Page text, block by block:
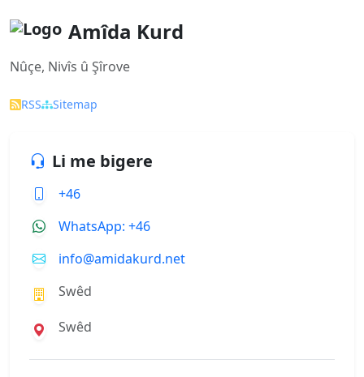
Amîda Kurd
Nûçe, Nivîs û Şîrove
RSS Sitemap
Li me bigere
+46
WhatsApp: +46
info@amidakurd.net
Swêd
Swêd